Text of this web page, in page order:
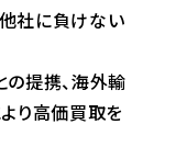
社に負けない
提携、海外輸
り高価買取を